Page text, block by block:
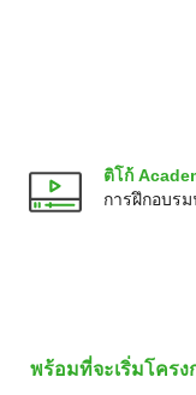
ติโก้
การฝึกอบร
พร้อมที่จะเริ่มโคร